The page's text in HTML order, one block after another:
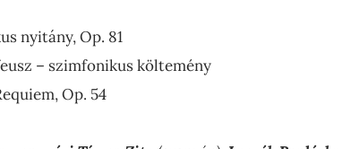
nyitány, Op. 81
– szimfonikus költemény
Op. 54